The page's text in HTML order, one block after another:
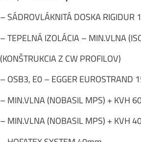
– SÁDROVLÁKNITÁ DOSKA RIGIDUR
– TEPELNÁ IZOLÁCIA – MIN.VLNA
(KONŠTRUKCIA Z CW PROFILOV)
– OSB3, E0 – EGGER EUROSTRAND
– MIN.VLNA (NOBASIL MPS) + KVH
– MIN.VLNA (NOBASIL MPS) + KVH